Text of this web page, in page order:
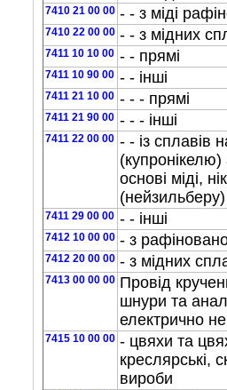
7410 21 00 00 - - з мiдi
7410 22 00 00 - - з мiдних
7411 10 10 00 - - прямi
7411 10 90 00 - - iншi
7411 21 10 00 - - - прямi
7411 21 90 00 - - - iншi
7411 22 00 00 - - iз сплавiв
основi мiдi,
(нейзильберу)
7411 29 00 00 - - iншi
7412 10 00 00 - з
7412 20 00 00 - з мiдних
7413 00 00 00 Провiд
шнури та
електрично
7415 10 00 00 - цвяхи та
креслярськi,
вироби